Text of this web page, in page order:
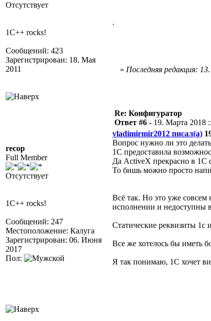
Отсутствует
1C++ rocks!
Сообщений: 423
Зарегистрирован: 18. Мая
2011
.
« Последняя редакция:
recop
Full Member
Отсутствует
1C++ rocks!
Сообщений: 247
Местоположение: Калуга
Зарегистрирован: 06. Июня
2017
Пол:
Re: Конфигуратор
Ответ #6 - 19. Марта 2018
vladimirmir2012 писал(а)
Вопрос нужно ли это
1С предоставила
Да ActiveX прекрасно в 1С
То бишь можно просто
Всё так. Но это уже совсем
исполнении и недоступны
Статические реквизиты 1с
Все же хотелось бы иметь
Я так понимаю, 1С хочет